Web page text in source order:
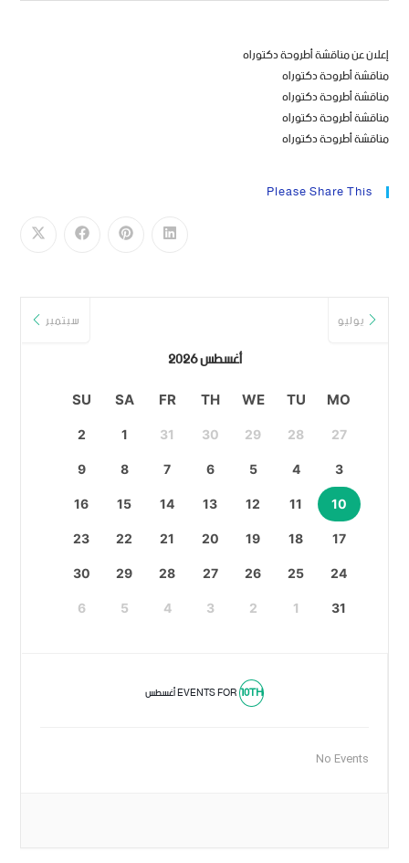
إعلان عن مناقشة أطروحة دكتوراه
مناقشة أطروحة دكتوراه
مناقشة أطروحة دكتوراه
مناقشة أطروحة دكتوراه
مناقشة أطروحة دكتوراه
Please Share This
يوليو
أغسطس 2026
سبتمبر
MO
TU
WE
TH
FR
SA
SU
27
28
29
30
31
1
2
3
4
5
6
7
8
9
10
11
12
13
14
15
16
17
18
19
20
21
22
23
24
25
26
27
28
29
30
31
1
2
3
4
5
6
EVENTS FOR10TH أغسطس
No Events